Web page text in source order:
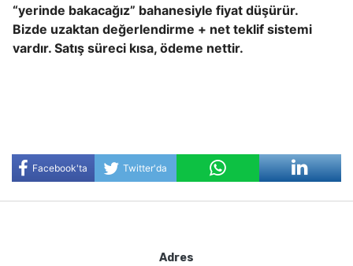
“yerinde bakacağız” bahanesiyle fiyat düşürür.
Bizde uzaktan değerlendirme + net teklif sistemi
vardır. Satış süreci kısa, ödeme nettir.
Facebook'ta
Twitter'da
Adres